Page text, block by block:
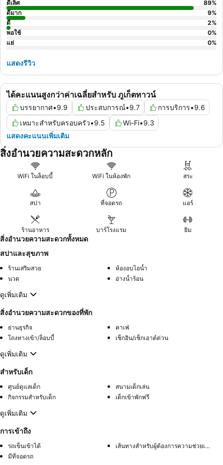
ได้คะแนนสูงกว่าค่าเฉลี่ยสำหรับ ภูเก็ตทาวน์
บรรยากาศ•9.9 ประสบการณ์•9.7 การบริการ•9.6
เหมาะสำหรับครอบครัว•9.5 Wi-Fi•9.3
แสดงคะแนนเพิ่มเติม
ดีเลิศ 89%
ดีมาก
9%
ดี
2%
พอใช้
0%
แย่
0%
แสดงรีวิว
สิ่งอำนวยความสะดวกหลัก
WiFi ในล็อบบี้ WiFi ในห้องพัก สระ
สปา ที่จอดรถ แอร์
ร้านอาหาร บาร์โรงแรม ยิม
สิ่งอำนวยความสะดวกทั้งหมด
สปาและสุขภาพ
ร้านเสริมสวย
ห้องอบไอน้ำ
นวด
อ่างน้ำร้อน
ดูเพิ่มเติม
สิ่งอำนวยความสะดวกของที่พัก
ย่านธุรกิจ
คาเฟ่
โถงทางเข้า/ล็อบบี้
เช็กอิน/เช็กเอาต์ด่วน
ดูเพิ่มเติม
สำหรับเด็ก
ศูนย์ดูแลเด็ก
สนามเด็กเล่น
กิจกรรมสำหรับเด็ก
เด็กเข้าพักฟรี
ดูเพิ่มเติม
การเข้าถึง
รถเข็นเข้าได้
เส้นทางสำหรับผู้ต้องการความช่วยเหลือพิเศษ
มีที่จอดรถ